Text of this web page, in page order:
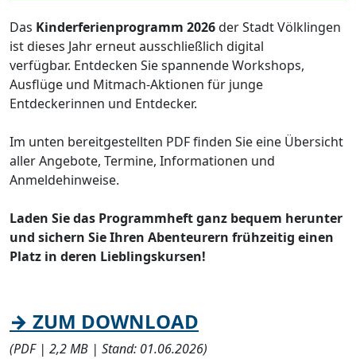
Das Kinderferienprogramm 2026der Stadt Völklingen
ist dieses Jahr erneut ausschließlich digital
verfügbar. Entdecken Sie spannende Workshops,
Ausflüge und Mitmach-Aktionen für junge
Entdeckerinnen und Entdecker.
Im unten bereitgestellten PDF finden Sie eine Übersicht
aller Angebote, Termine, Informationen und
Anmeldehinweise.
Laden Sie das Programmheft ganz bequem herunter
und sichern Sie Ihren Abenteurern frühzeitig einen
Platz in deren Lieblingskursen!
→ ZUM DOWNLOAD
(PDF | 2,2 MB | Stand: 01.06.2026)